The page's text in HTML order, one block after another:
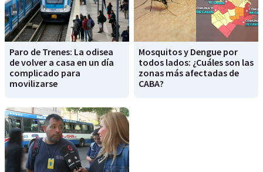
Paro de Trenes: La odisea
de volver a casa en un día
complicado para
movilizarse
Mosquitos y Dengue por
todos lados: ¿Cuáles son las
zonas más afectadas de
CABA?